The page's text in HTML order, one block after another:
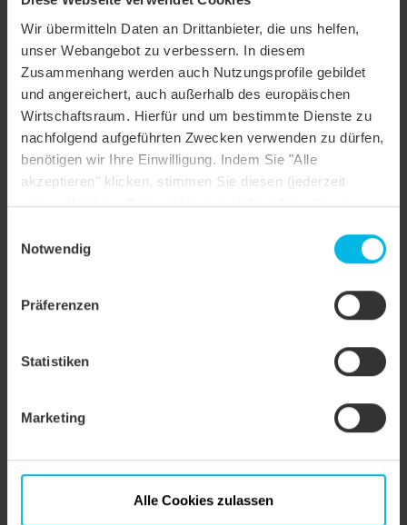
Wir übermitteln Daten an Drittanbieter, die uns helfen,
unser Webangebot zu verbessern. In diesem
Zusammenhang werden auch Nutzungsprofile gebildet
und angereichert, auch außerhalb des europäischen
Wirtschaftsraum. Hierfür und um bestimmte Dienste zu
nachfolgend aufgeführten Zwecken verwenden zu dürfen,
benötigen wir Ihre Einwilligung. Indem Sie "Alle
akzeptieren" klicken, stimmen Sie diesen (jederzeit
widerruflich) zu. Dies umfasst auch Ihre Einwilligung
Einstellungen ändern oder die Datenverarbeitung
Notwendig
Präferenzen
Statistiken
Marketing
Alle Cookies zulassen
Der Klassiker neu in Form.
Der bewährte Flachdachziegel.